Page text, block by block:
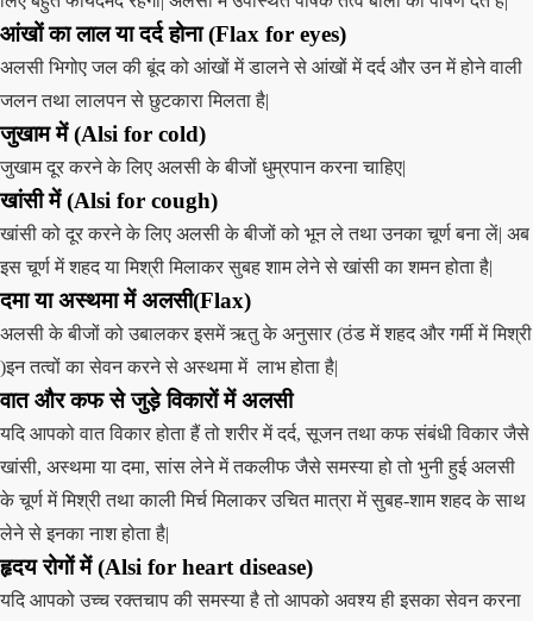
आंखों का लाल या दर्द होना (Flax for eyes)
अलसी भिगोए जल की बूंद को आंखों में डालने से आंखों में दर्द और उन में होने वाली
जलन तथा लालपन से छुटकारा मिलता है|
जुखाम में (Alsi for cold)
जुखाम दूर करने के लिए अलसी के बीजों धुम्रपान करना चाहिए|
खांसी में (Alsi for cough)
खांसी को दूर करने के लिए अलसी के बीजों को भून ले तथा उनका चूर्ण बना लें| अब
इस चूर्ण में शहद या मिश्री मिलाकर सुबह शाम लेने से खांसी का शमन होता है|
दमा या अस्थमा में अलसी(Flax)
अलसी के बीजों को उबालकर इसमें ऋतु के अनुसार (ठंड में शहद और गर्मी में मिश्री
)इन तत्वों का सेवन करने से अस्थमा में लाभ होता है|
वात और कफ से जुड़े विकारों में अलसी
यदि आपको वात विकार होता हैं तो शरीर में दर्द, सूजन तथा कफ संबंधी विकार जैसे
खांसी, अस्थमा या दमा, सांस लेने में तकलीफ जैसे समस्या हो तो भुनी हुई अलसी
के चूर्ण में मिश्री तथा काली मिर्च मिलाकर उचित मात्रा में सुबह-शाम शहद के साथ
लेने से इनका नाश होता है|
हृदय रोगों में (Alsi for heart disease)
यदि आपको उच्च रक्तचाप की समस्या है तो आपको अवश्य ही इसका सेवन करना